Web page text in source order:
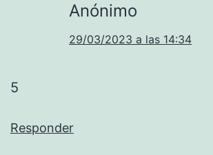
Anónimo
29/03/2023 a las 14:34
5
Responder